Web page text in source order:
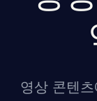
영상 콘텐